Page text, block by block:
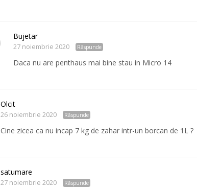
Bujetar
27 noiembrie 2020 Răspunde
Daca nu are penthaus mai bine stau in Micro 14
Olcit
26 noiembrie 2020 Răspunde
Cine zicea ca nu incap 7 kg de zahar intr-un borcan de 1L ?
satumare
27 noiembrie 2020 Răspunde